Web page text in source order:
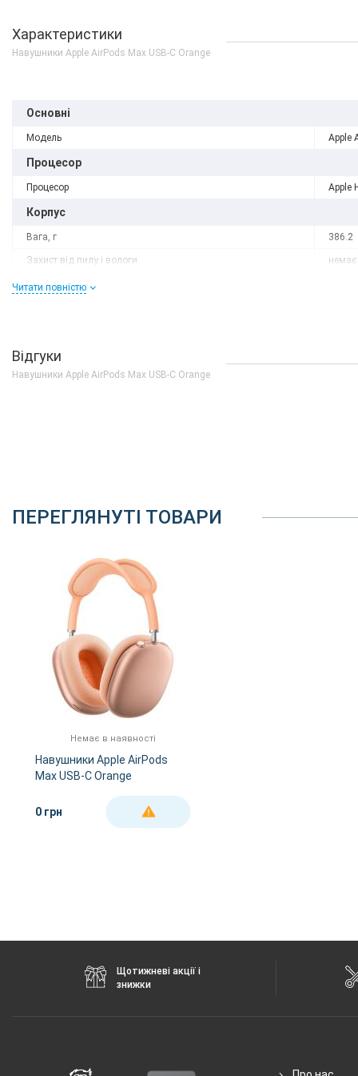
Характеристики
Навушники Apple AirPods Max USB-C Orange
Основні
Модель Apple
Процесор
Процесор Apple
Корпус
Вага, г 386.2
Захист від пилу і вологи немає
Матеріал рамки і кришки
Інтерфейсний роз'єм
Читати повністю
Відгуки
Навушники Apple AirPods Max USB-C Orange
ПЕРЕГЛЯНУТІ ТОВАРИ
Немає в наявності
Навушники Apple AirPods
Max USB-C Orange
0 грн ДЕТАЛЬНІШЕ
Щотижневі акції і
знижки